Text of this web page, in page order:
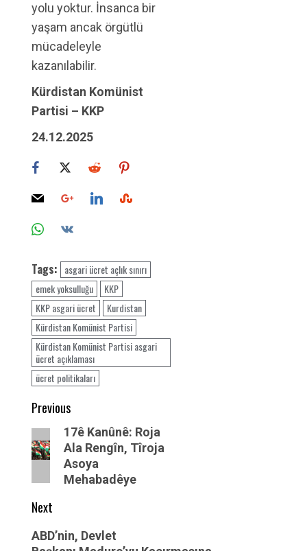
yolu yoktur. İnsanca bir
yaşam ancak örgütlü
mücadeleyle
kazanılabilir.
Kürdistan Komünist
Partisi – KKP
24.12.2025
Tags: asgari ücret açlık sınırı
emek yoksulluğu
KKP
KKP asgari ücret
Kurdistan
Kürdistan Komünist Partisi
Kürdistan Komünist Partisi asgari
ücret açıklaması
ücret politikaları
Post
navigation
Previous
Previous
post:
17ê Kanûnê: Roja
Ala Rengîn, Tîroja
Asoya
Mehabadêye
Next
Next
ABD’nin, Devlet